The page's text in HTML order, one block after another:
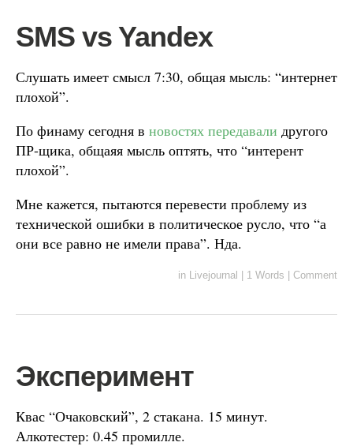
SMS vs Yandex
Слушать имеет смысл 7:30, общая мысль: “интернет
плохой”.
По финаму сегодня в новостях передавали другого
ПР-щика, общаяя мысль оптять, что “интерент
плохой”.
Мне кажется, пытаются перевести проблему из
технической ошибки в политическое русло, что “а
они все равно не имели права”. Нда.
in Livejournal 1 Words Comment
Эксперимент
Квас “Очаковский”, 2 стакана. 15 минут.
Алкотестер: 0.45 промилле.